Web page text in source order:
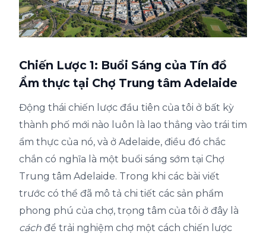
Chiến Lược 1: Buổi Sáng của Tín đồ
Ẩm thực tại Chợ Trung tâm Adelaide
Động thái chiến lược đầu tiên của tôi ở bất kỳ
thành phố mới nào luôn là lao thẳng vào trái tim
ẩm thực của nó, và ở Adelaide, điều đó chắc
chắn có nghĩa là một buổi sáng sớm tại Chợ
Trung tâm Adelaide. Trong khi các bài viết
trước có thể đã mô tả chi tiết các sản phẩm
phong phú của chợ, trọng tâm của tôi ở đây là
cách để trải nghiệm chợ một cách chiến lược